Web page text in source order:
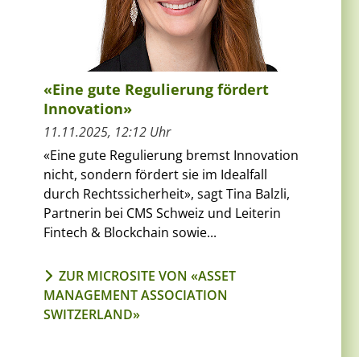
«Eine gute Regulierung fördert
Innovation»
11.11.2025, 12:12 Uhr
«Eine gute Regulierung bremst Innovation
nicht, sondern fördert sie im Idealfall
durch Rechtssicherheit», sagt Tina Balzli,
Partnerin bei CMS Schweiz und Leiterin
Fintech & Blockchain sowie...
ZUR MICROSITE VON «ASSET
MANAGEMENT ASSOCIATION
SWITZERLAND»